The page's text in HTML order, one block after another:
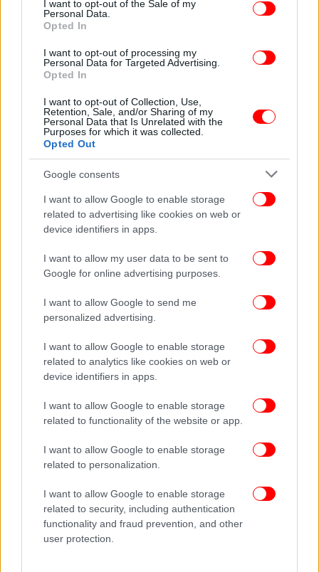
I want to opt-out of the Sale of my
Personal Data.
Opted In
I want to opt-out of processing my
Personal Data for Targeted Advertising.
Opted In
I want to opt-out of Collection, Use,
Retention, Sale, and/or Sharing of my
Personal Data that Is Unrelated with the
Purposes for which it was collected.
Opted Out
Google consents
I want to allow Google to enable storage
related to advertising like cookies on web or
device identifiers in apps.
I want to allow my user data to be sent to
Google for online advertising purposes.
I want to allow Google to send me
personalized advertising.
I want to allow Google to enable storage
related to analytics like cookies on web or
device identifiers in apps.
I want to allow Google to enable storage
related to functionality of the website or app.
I want to allow Google to enable storage
related to personalization.
I want to allow Google to enable storage
related to security, including authentication
functionality and fraud prevention, and other
user protection.
χάλκινο που είχαν κατακτήσει στους Ολυμπιακούς
Αγώνες του Λονδίνου 2012 οι Αλεξάνδρα Τσιάβου
και Χριστίνα Γιαζιτζίδου, στο ίδιο αγώνισμα, το
διπλό σκιφ ελαφρών βαρών.
ΟΛΥΜΠΙΑΚΟΙ ΑΓΩΝΕΣ 02/08/2024 13:08
Ολυμπιακοί Αγώνες 2024: Χάλκινο μετάλλιο στην κωπηλασία
οι Παπακωνσταντίνου/Γκαϊδατζής!
Ολυμπιακοί Αγώνες 2024: Δεύτερο μετάλλιο για την Ελλάδα
στην κωπηλασία μέσα σε λίγα λεπτά! Χάλκινες οι Κοντού/
Έδωσαν μια πραγματική μάχη
Οι Ζωή Φίτσιου και Μιλένα Κοντού έδωσαν «μάχη»